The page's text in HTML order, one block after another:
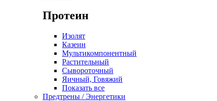
Протеин
Изолят
Казеин
Мультикомпонентный
Растительный
Сывороточный
Яичный, Говяжий
Показать все
Предтрены / Энергетики